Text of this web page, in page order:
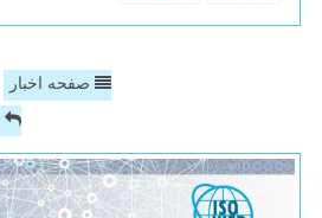
صفحه اخبار